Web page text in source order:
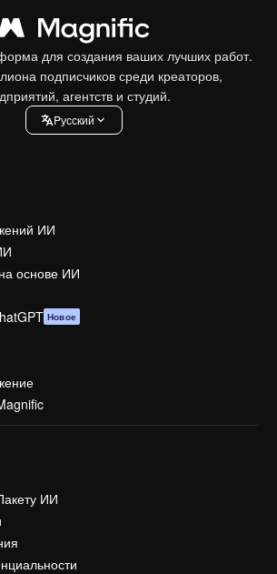
для создания ваших лучших работ.
подписчиков среди креаторов,
агентств и студий.
Pусский
ИИ
основе ИИ
Новое
ИИ